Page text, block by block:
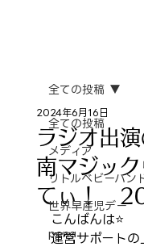
全ての投稿
メディア
リトルベビーハン
世界早産児デー
pena
全ての投稿
ラジオ出
南マジッ
てぃ！
2024年6月16日
こんばんは⭐️
運営サポートの